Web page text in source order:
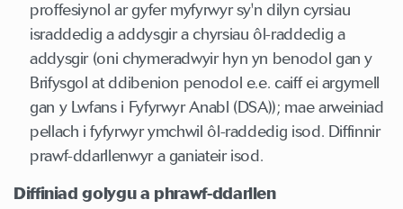
proffesiynol ar gyfer myfyrwyr sy'n dilyn cyrsiau
israddedig a addysgir a chyrsiau ôl-raddedig a
addysgir (oni chymeradwyir hyn yn benodol gan y
Brifysgol at ddibenion penodol e.e. caiff ei argymell
gan y Lwfans i Fyfyrwyr Anabl (DSA)); mae arweiniad
pellach i fyfyrwyr ymchwil ôl-raddedig isod. Diffinnir
prawf-ddarllenwyr a ganiateir isod.
Diffiniad golygu a phrawf-ddarllen